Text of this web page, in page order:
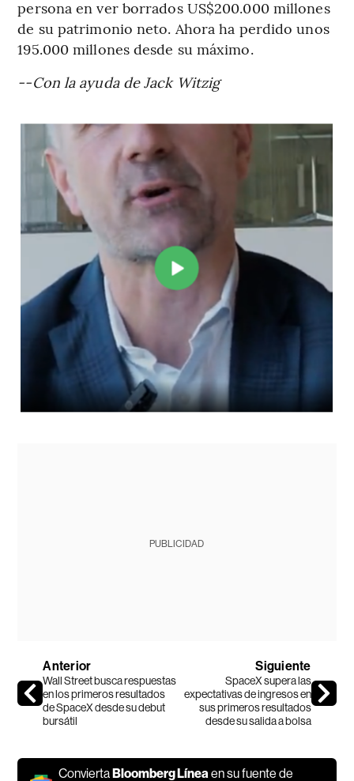
persona en ver borrados US$200.000 millones
de su patrimonio neto. Ahora ha perdido unos
195.000 millones desde su máximo.
--Con la ayuda de Jack Witzig
PUBLICIDAD
Anterior
Wall Street busca respuestas
en los primeros resultados
de SpaceX desde su debut
bursátil
Siguiente
SpaceX supera las
expectativas de ingresos en
sus primeros resultados
desde su salida a bolsa
Convierta Bloomberg Líneaen su fuente de